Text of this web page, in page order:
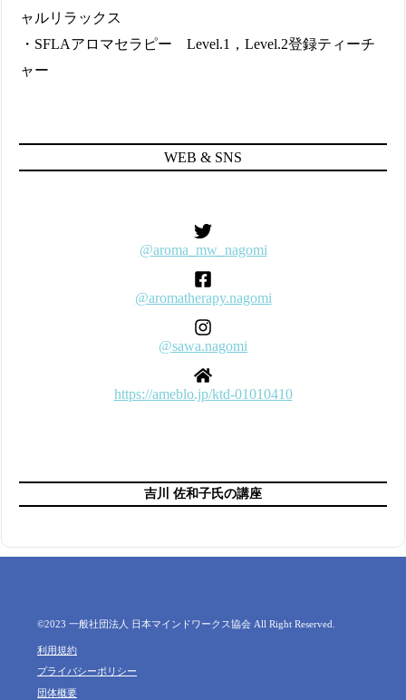
ャルリラックス
・SFLAアロマセラピー Level.1，Level.2登録ティーチ
ャー
WEB & SNS
@aroma_mw_nagomi
@aromatherapy.nagomi
@sawa.nagomi
https://ameblo.jp/ktd-01010410
吉川 佐和子氏の講座
©︎2023 一般社団法人 日本マインドワークス協会 All Right Reserved.
利用規約
プライバシーポリシー
団体概要